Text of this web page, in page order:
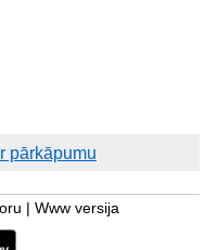
pārkāpumu
Www versija